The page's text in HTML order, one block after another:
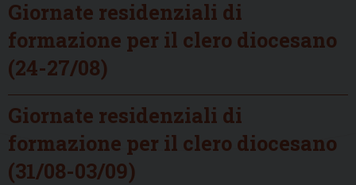
Giornate residenziali di
formazione per il clero diocesano
(24-27/08)
Giornate residenziali di
formazione per il clero diocesano
(31/08-03/09)